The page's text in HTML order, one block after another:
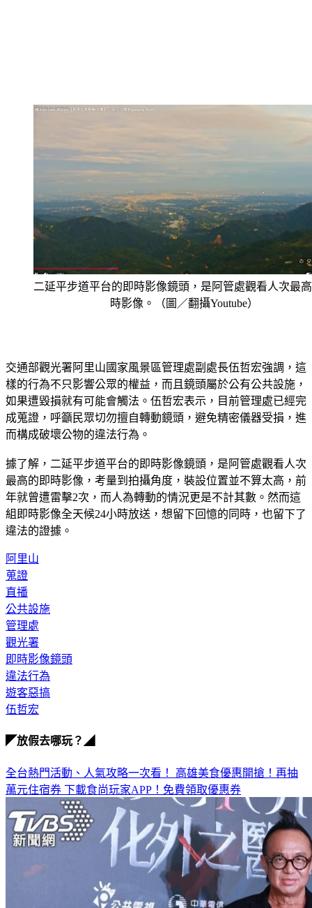
二延平步道平台的即時影像鏡頭，是阿管處觀看人次最
時影像。（圖／翻攝Youtube）
交通部觀光署阿里山國家風景區管理處副處長伍哲宏強調，這
樣的行為不只影響公眾的權益，而且鏡頭屬於公有公共設施，
如果遭毀損就有可能會觸法。伍哲宏表示，目前管理處已經完
成蒐證，呼籲民眾切勿擅自轉動鏡頭，避免精密儀器受損，進
而構成破壞公物的違法行為。
據了解，二延平步道平台的即時影像鏡頭，是阿管處觀看人次
最高的即時影像，考量到拍攝角度，裝設位置並不算太高，前
年就曾遭雷擊2次，而人為轉動的情況更是不計其數。然而這
組即時影像全天候24小時放送，想留下回憶的同時，也留下了
違法的證據。
阿里山
蒐證
直播
公共設施
管理處
觀光署
即時影像鏡頭
違法行為
遊客惡搞
伍哲宏
◤放假去哪玩？◢
全台熱門活動、人氣攻略一次看！ 高雄美食優惠開搶！再抽
萬元住宿券 下載食尚玩家APP！免費領取優惠券